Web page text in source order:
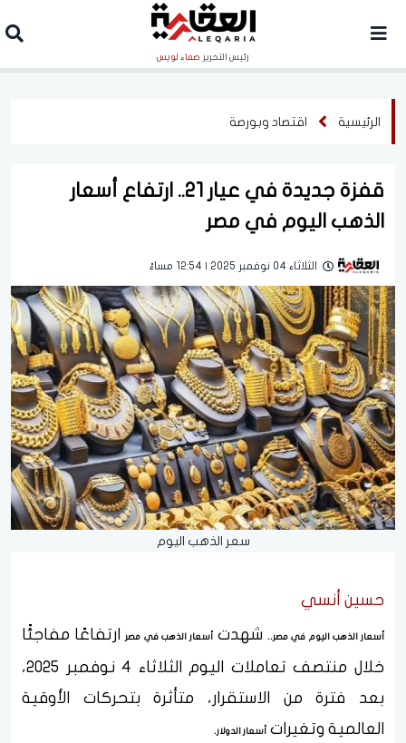
رئيس التحرير صفاء لويس
الرئيسية اقتصاد وبورصة
قفزة جديدة في عيار 21.. ارتفاع أسعار
الذهب اليوم في مصر
الثلاثاء 04 نوفمبر 2025 | 12:54 مساءً
سعر الذهب اليوم
حسين أنسي
أسعار الذهب اليوم في مصر .. شهدت أسعار الذهب في مصر
ارتفاعًا مفاجئًا
خلال منتصف تعاملات اليوم الثلاثاء 4 نوفمبر 2025،
بعد فترة من الاستقرار، متأثرة بتحركات الأوقية
العالمية وتغيرات
أسعار الدولار .